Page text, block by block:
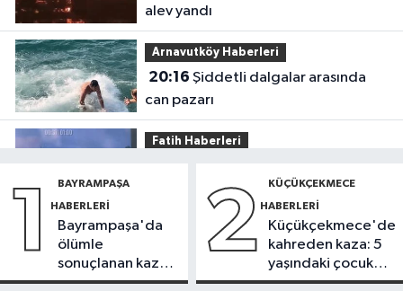
alev yandı
Arnavutköy Haberleri
20:16
can pazarı
Fatih Haberleri
kamerada
Güncel
ormana sıçradı
1 BAYRAMPAŞA
HABERLERI
Bayrampaşa'da
ölümle
sonuçlanan kaza:
Sürücü
2 KÜÇÜKÇEKMECE
HABERLERI
Küçükçekmece'de
kahreden kaza: 5
yaşındaki çocuk
yoğun bakımda